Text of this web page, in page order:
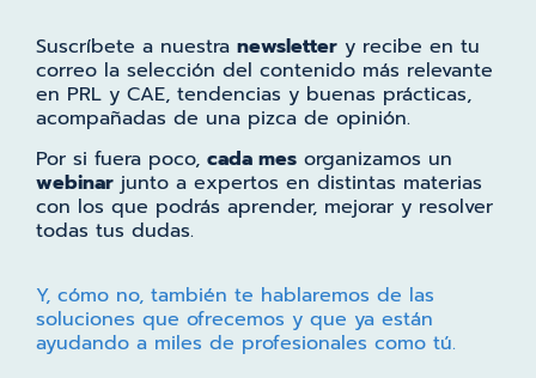
Suscríbete a nuestra newsletter y recibe en tu
correo la selección del contenido más relevante
en PRL y CAE, tendencias y buenas prácticas,
acompañadas de una pizca de opinión.
Por si fuera poco, cada mes organizamos un
webinar junto a expertos en distintas materias
con los que podrás aprender, mejorar y resolver
todas tus dudas.
Y, cómo no, también te hablaremos de las
soluciones que ofrecemos y que ya están
ayudando a miles de profesionales como tú.